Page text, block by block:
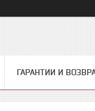
ГАРАНТИИ И